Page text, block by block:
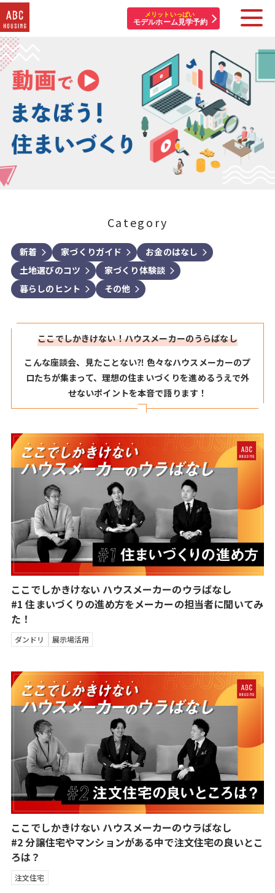
メリットいっぱい
モデルホーム見学予約
住宅展示場・他施設一覧
イベント&プレゼント
モデルハウスを探す
はじめての方へ
Category
新着 arrow_forward_ios 家づくりガイド arrow_forward_ios お金のはなし arrow_forward_ios
土地選びのコツ arrow_forward_ios 家づくり体験談 arrow_forward_ios
暮らしのヒント arrow_forward_ios その他 arrow_forward_ios
ここでしかきけない！ハウスメーカーのうらばなし
こんな座談会、見たことない⁈ 色々なハウスメーカーのプ
ロたちが集まって、理想の住まいづくりを進めるうえで外
せないポイントを本音で語ります！
ここでしかきけない ハウスメーカーのウラばなし
#1 住まいづくりの進め方をメーカーの担当者に聞いてみ
た！
ダンドリ 展示場活用
ここでしかきけない ハウスメーカーのウラばなし
#2 分譲住宅やマンションがある中で注文住宅の良いとこ
ろは？
注文住宅